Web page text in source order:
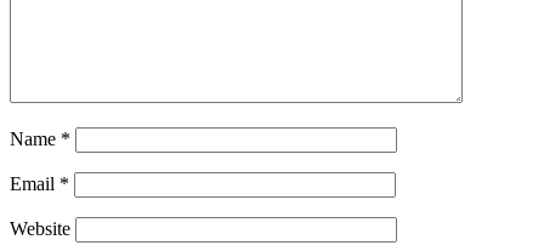
Name *
Email *
Website